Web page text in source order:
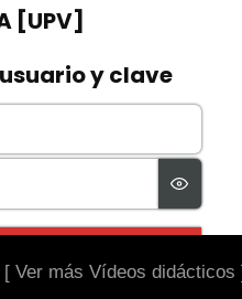
[ Ver más Vídeos didácticos